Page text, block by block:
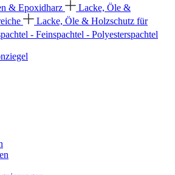
& Epoxidharz
Lacke, Öle &
Lacke, Öle & Holzschutz für
- Feinspachtel - Polyesterspachtel